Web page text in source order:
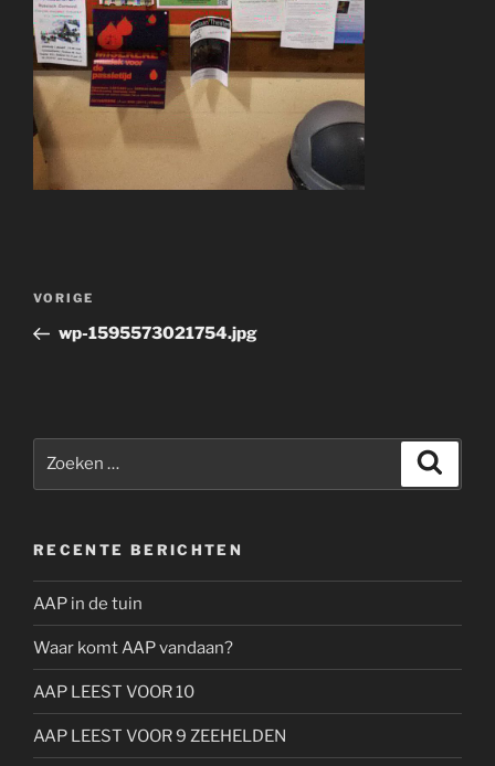
Bericht
Vorig
bericht
VORIGE
wp-1595573021754.jpg
RECENTE BERICHTEN
AAP in de tuin
Waar komt AAP vandaan?
AAP LEEST VOOR 10
AAP LEEST VOOR 9 ZEEHELDEN